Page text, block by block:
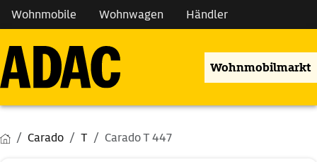
Wohnmobile Wohnwagen Händler
Wohnmobilmarkt
Carado T Carado T 447